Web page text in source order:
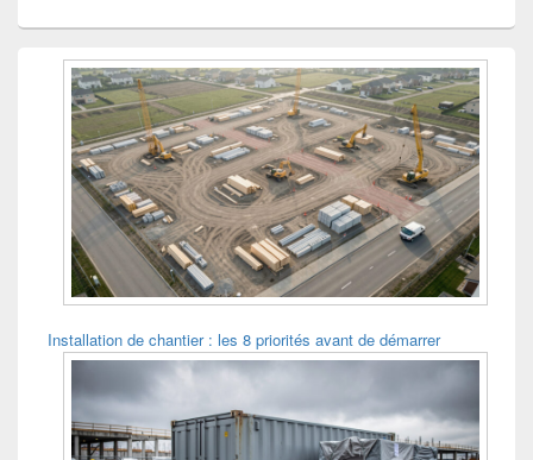
Installation de chantier : les 8 priorités avant de démarrer